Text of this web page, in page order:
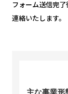
フォーム送信完
連絡いたします。